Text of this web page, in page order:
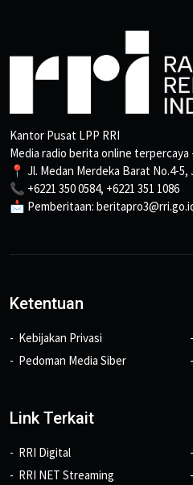
Kantor Pusat LPP RRI
Media radio berita online terpercaya
📍 Jl. Medan Merdeka Barat No.4-5,
📞 +6221 350 0584, +6221 351 1086
📩 Pemberitaan:
Ketentuan
Kebijakan Privasi
Pedoman Media Siber
Link Terkait
RRI Digital
RRI NET Streaming